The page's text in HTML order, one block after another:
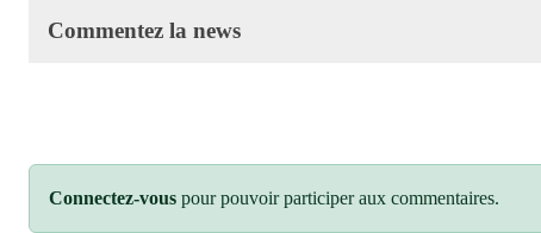
Commentez la news
Connectez-vous pour pouvoir participer aux commentaires.